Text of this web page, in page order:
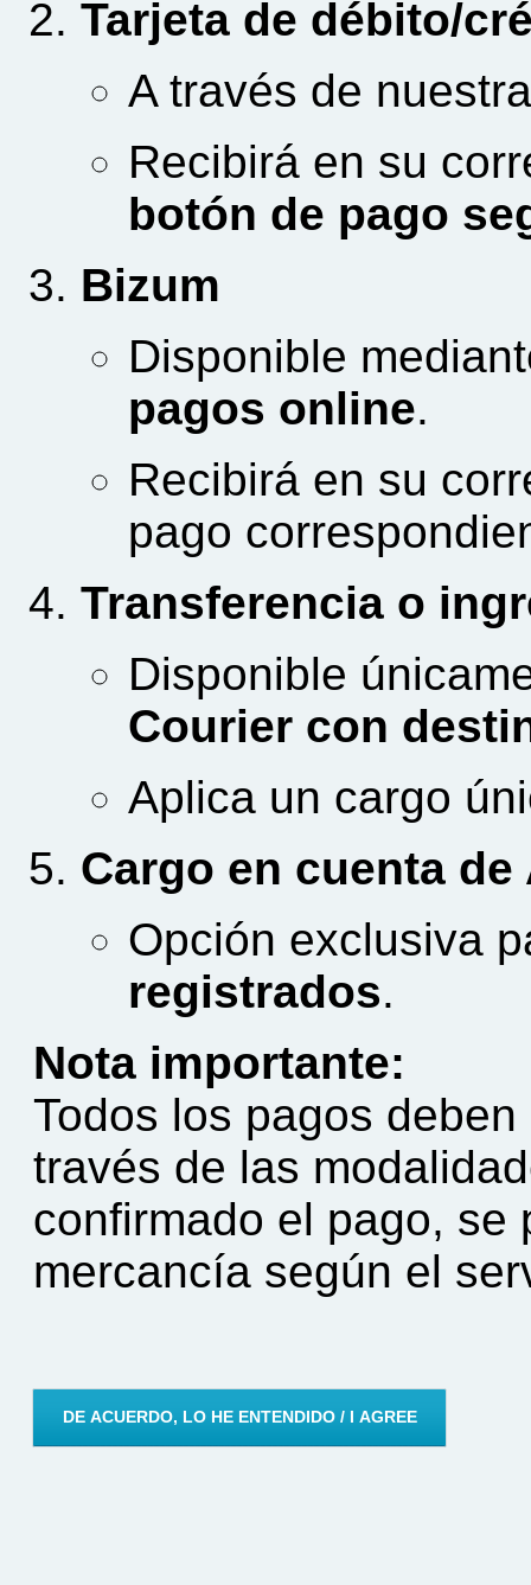
Tarjeta de débito/
A través de
Recibirá en su
botón de pago
Bizum
Disponible
pagos online.
Recibirá en su
pago
Transferencia o
Disponible
Courier con
Aplica un cargo
Cargo en cuenta
Opción exclusiva
registrados.
Nota importante:
Todos los pagos
través de las
confirmado el pago, se
mercancía según el